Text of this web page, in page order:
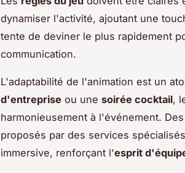
dynamiser l'activité, ajoutant une
tente de deviner le plus rapidement
communication.
L'adaptabilité de l'animation est un
d'entreprise ou une soirée cocktail,
harmonieusement à l'événement.
proposés par des services
immersive, renforçant l'esprit